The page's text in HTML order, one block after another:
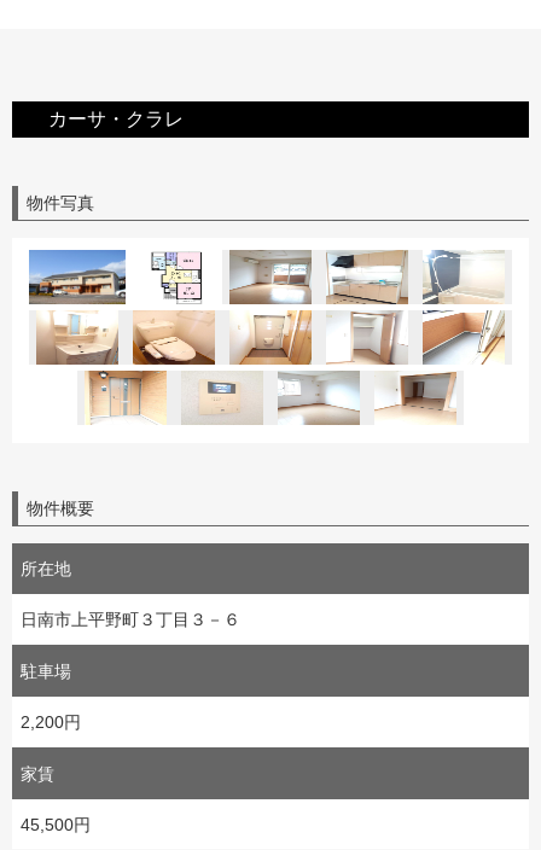
カーサ・クラレ
物件写真
物件概要
所在地
日南市上平野町３丁目３－６
駐車場
2,200円
家賃
45,500円